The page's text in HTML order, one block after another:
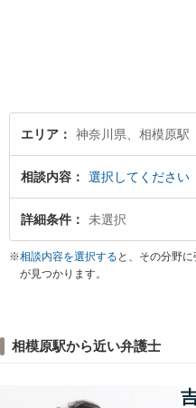
エリア 神奈川県、相模原駅
相談内容 選択してください
詳細条件 未選択
※相談内容を選択する と、その分野
が見つかります。
相模原駅から近い弁護士